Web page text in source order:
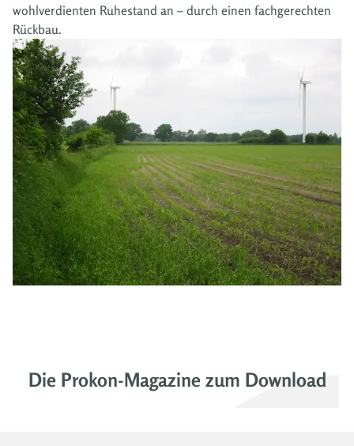
wohlverdienten Ruhestand an – durch einen fachgerechten
Rückbau.
Die Prokon-Magazine zum Download